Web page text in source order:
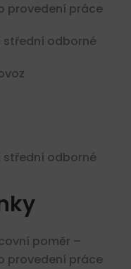
provedení práce
střední odborné
střední odborné
poměr –
provedení práce